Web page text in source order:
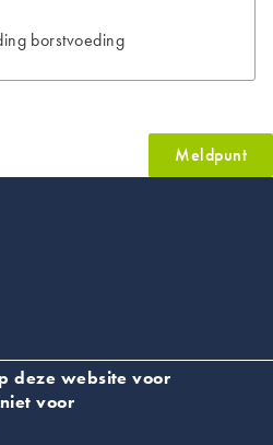
borstvoeding
Meldpunt
deze website voor
voor